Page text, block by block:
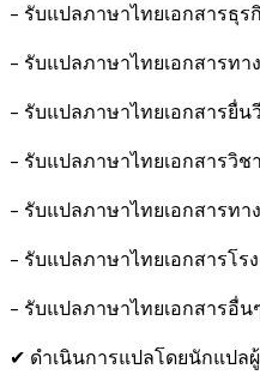
- รับแปลภาษาไทยเอกสารธุร
- รับแปลภาษาไทยเอกสารทา
- รับแปลภาษาไทยเอกสารยื่น
- รับแปลภาษาไทยเอกสารวิช
- รับแปลภาษาไทยเอกสารทา
- รับแปลภาษาไทยเอกสารโร
- รับแปลภาษาไทยเอกสารอื่น
✔ ดำเนินการแปลโดยนักแปล